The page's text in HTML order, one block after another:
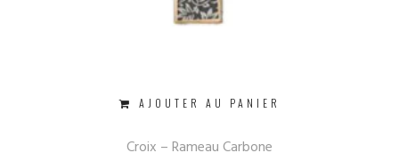
AJOUTER AU PANIER
Croix – Rameau Carbone